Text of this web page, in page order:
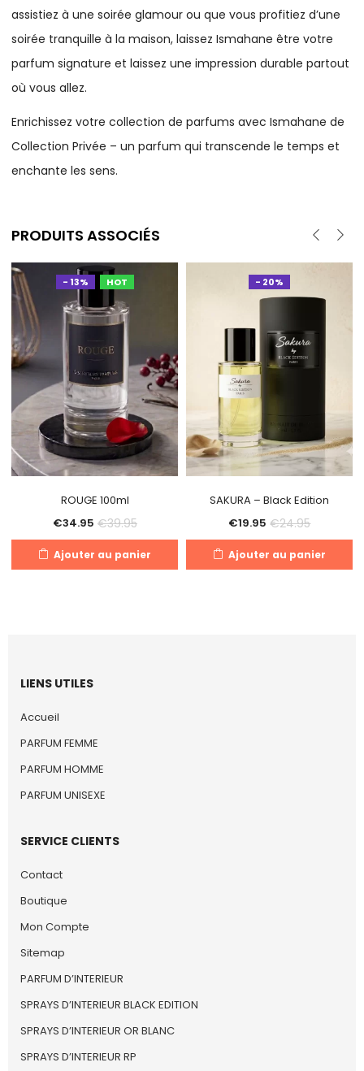
assistiez à une soirée glamour ou que vous profitiez d’une
soirée tranquille à la maison, laissez Ismahane être votre
parfum signature et laissez une impression durable partout
où vous allez.
Enrichissez votre collection de parfums avec Ismahane de
Collection Privée – un parfum qui transcende le temps et
enchante les sens.
PRODUITS ASSOCIÉS
- 13% HOT
ROUGE 100ml
€34.95 €39.95
Ajouter au panier
- 20%
SAKURA – Black Edition
€19.95 €24.95
Ajouter au panier
LIENS UTILES
Accueil
PARFUM FEMME
PARFUM HOMME
PARFUM UNISEXE
SERVICE CLIENTS
Contact
Boutique
Mon Compte
Sitemap
PARFUM D’INTERIEUR
SPRAYS D’INTERIEUR BLACK EDITION
SPRAYS D’INTERIEUR OR BLANC
SPRAYS D’INTERIEUR RP